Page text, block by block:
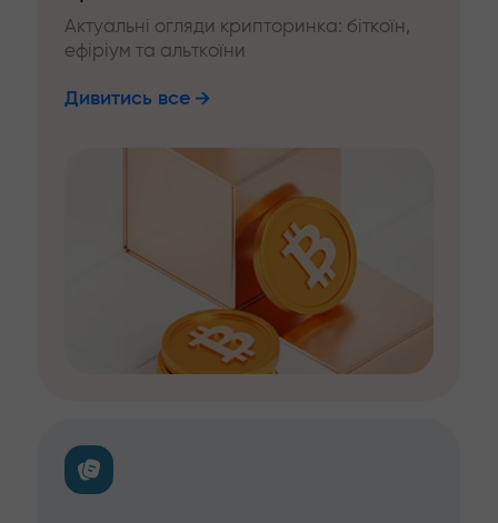
Актуальні огляди крипторинка: біткоїн,
ефіріум та альткоїни
Дивитись все